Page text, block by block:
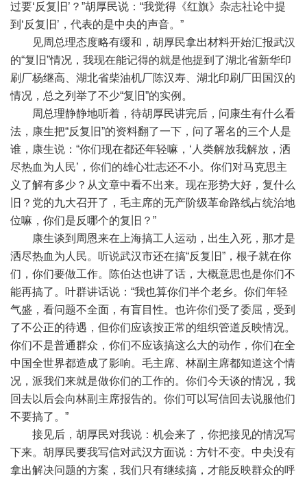
过要‘反复旧’？”胡厚民说：“我觉得《红旗》杂志社论中提
到‘反复旧’，代表的是中央的声音。”
见周总理态度略有缓和，胡厚民拿出材料开始汇报武汉
的“复旧”情况，我现在能记得的就是他提到了湖北省新华印
刷厂杨继高、湖北省柴油机厂陈汉寿、湖北印刷厂田国汉的
情况，总之列举了不少“复旧”的实例。
周总理静静地听着，待胡厚民讲完后，问康生有什么看
法，康生把“反复旧”的资料翻了一下，问了署名的三个人是
谁，康生说：“你们现在都还年轻嘛，‘人类解放我解放，洒
尽热血为人民’，你们的雄心壮志还不小。你们对马克思主
义了解有多少？从文章中看不出来。现在形势大好，复什么
旧？党的九大召开了，毛主席的无产阶级革命路线占统治地
位嘛，你们是反哪个的复旧？”
康生谈到周恩来在上海搞工人运动，出生入死，那才是
洒尽热血为人民。听说武汉市还在搞“反复旧”，根子就在你
们，你们要做工作。陈伯达也讲了话，大概意思也是你们不
能再搞了。叶群讲话说：“我也算你们半个老乡。你们年轻
气盛，看问题不全面，有盲目性。也许你们受了委屈，受到
了不公正的待遇，但你们应该按正常的组织管道反映情况。
你们不是普通群众，你们不应该搞这么大的动作，你们在全
中国全世界都造成了影响。毛主席、林副主席都知道这个情
况，派我们来就是做你们的工作的。你们今天谈的情况，我
回去以后会向林副主席报告的。你们可以写信回去说服他们
不要搞了。”
接见后，胡厚民对我说：机会来了，你把接见的情况写
下来。胡厚民要我写信对武汉方面说：方针不变。中央没有
拿出解决问题的方案，我们只有继续搞，才能反映群众的呼